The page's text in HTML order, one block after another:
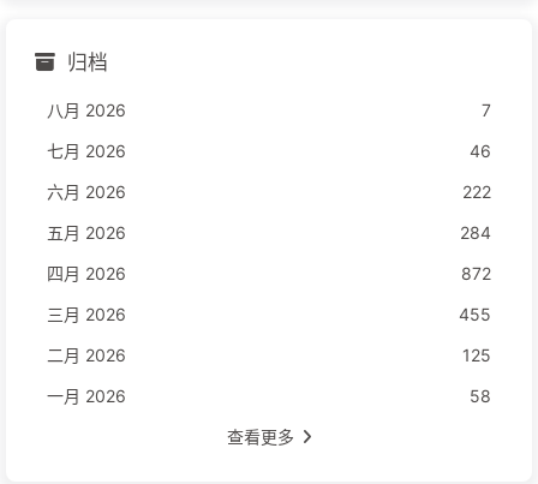
归档
八月 2026
7
七月 2026
46
六月 2026
222
五月 2026
284
四月 2026
872
三月 2026
455
二月 2026
125
一月 2026
58
查看更多